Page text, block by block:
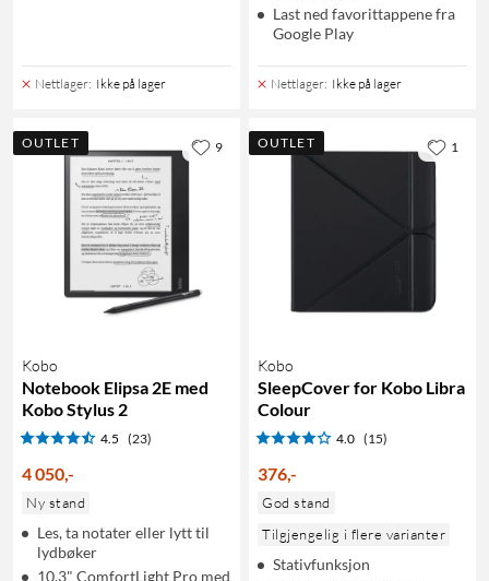
Nettlager: Ikke på lager
Last ned favorittappene fra
Google Play
Nettlager: Ikke på lager
OUTLET
Kobo
Notebook Elipsa 2E med
Kobo Stylus 2
4.5 (23)
4 050,-
Ny stand
Les, ta notater eller lytt til
lydbøker
10,3" ComfortLight Pro med
9 OUTLET
Kobo
SleepCover for Kobo Libra
Colour
4.0 (15)
376,-
God stand
Tilgjengelig i flere varianter
Stativfunksjon
1